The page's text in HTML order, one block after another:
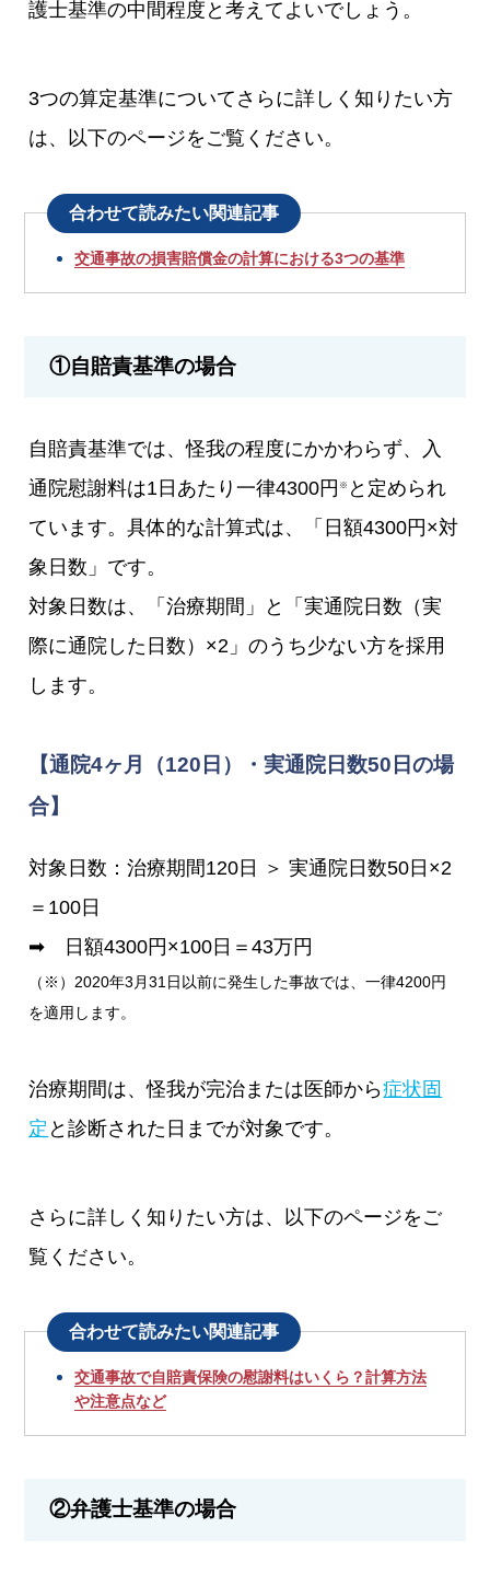
護士基準の中間程度と考えてよいでしょう。
3つの算定基準についてさらに詳しく知りたい方
は、以下のページをご覧ください。
合わせて読みたい関連記事
交通事故の損害賠償金の計算における3つの基準
①自賠責基準の場合
自賠責基準では、怪我の程度にかかわらず、入
通院慰謝料は1日あたり一律4300円 ※ と定められ
ています。具体的な計算式は、「日額4300円×対
象日数」です。
対象日数は、「治療期間」と「実通院日数（実
際に通院した日数）×2」のうち少ない方を採用
します。
【通院4ヶ月（120日）・実通院日数50日の場
合】
対象日数：治療期間120日 ＞ 実通院日数50日×2
＝100日
➡ 日額4300円×100日＝43万円
（※）2020年3月31日以前に発生した事故では、一律4200円
を適用します。
治療期間は、怪我が完治または医師から症状固
定 と診断された日までが対象です。
さらに詳しく知りたい方は、以下のページをご
覧ください。
合わせて読みたい関連記事
交通事故で自賠責保険の慰謝料はいくら？計算方法
や注意点など
②弁護士基準の場合